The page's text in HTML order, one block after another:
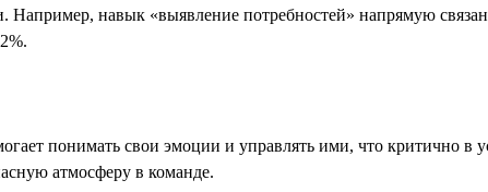
навык «выявление потребностей» напрямую
понимать свои эмоции и управлять ими, что критично в
атмосферу в команде.